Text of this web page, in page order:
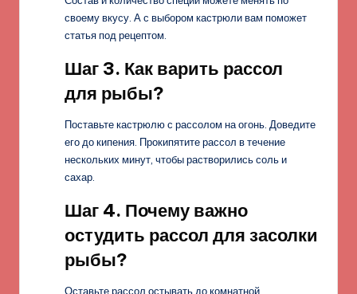
своему вкусу. А с выбором кастрюли вам поможет
статья под рецептом.
Шаг 3. Как варить рассол
для рыбы?
Поставьте кастрюлю с рассолом на огонь. Доведите
его до кипения. Прокипятите рассол в течение
нескольких минут, чтобы растворились соль и
сахар.
Шаг 4. Почему важно
остудить рассол для засолки
рыбы?
Оставьте рассол остывать до комнатной